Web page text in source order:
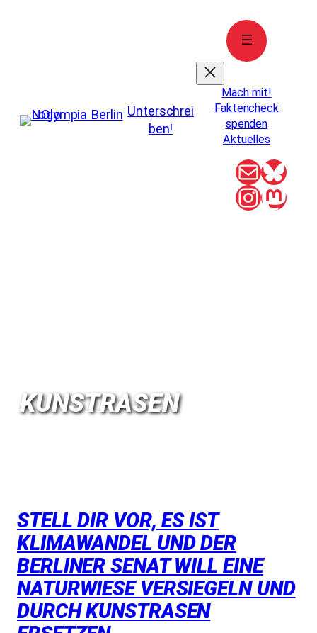
Unterschrei
ben!
Mach mit!
Faktencheck
spenden
Aktuelles
E-Mail
KUNSTRASEN
STELL DIR VOR, ES IST
KLIMAWANDEL UND DER
BERLINER SENAT WILL EINE
NATURWIESE VERSIEGELN UND
DURCH KUNSTRASEN